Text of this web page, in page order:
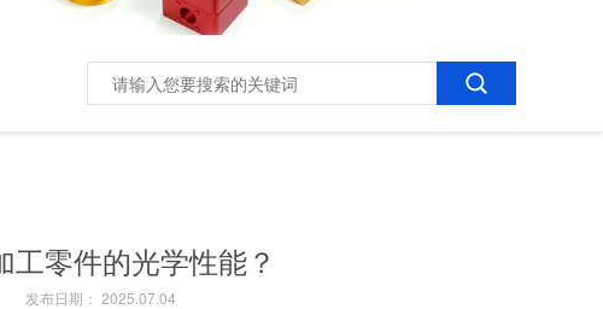
零件的光学性能？
发布日期： 2025.07.04